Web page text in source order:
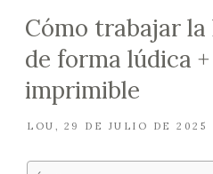
Cómo trabajar
de forma lúdica
imprimible
LOU 29 DE JULIO DE 2025